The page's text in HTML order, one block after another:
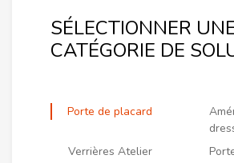
SÉLECTIONNER
CATÉGORIE DE
Porte de placard
Verrières Atelier